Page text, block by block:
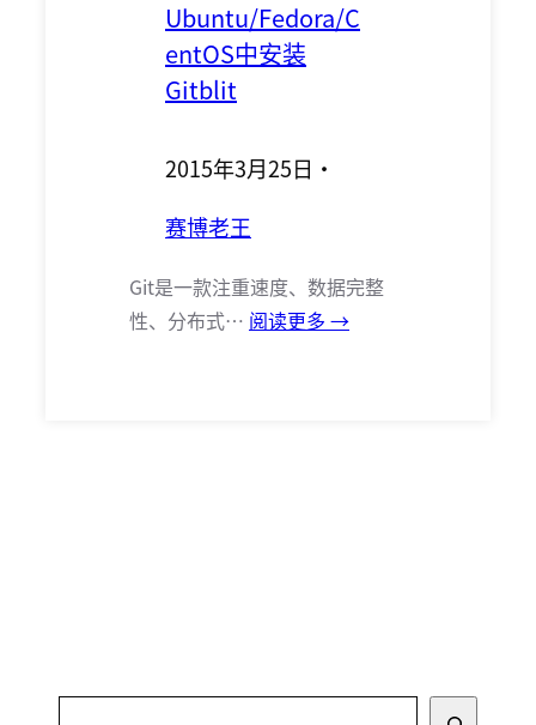
Ubuntu/Fedora/C
entOS中安装
Gitblit
2015年3月25日 ·
赛博老王
Git是一款注重速度、数据完整
性、分布式… 阅读更多 →